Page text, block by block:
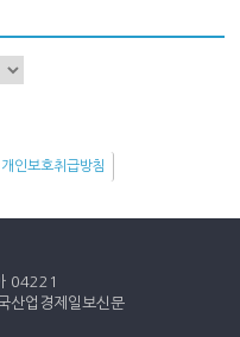
개인보호취급방침
04221
업경제일보신문